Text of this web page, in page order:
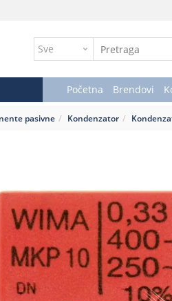
Početna Brendovi
pasivne Kondenzator